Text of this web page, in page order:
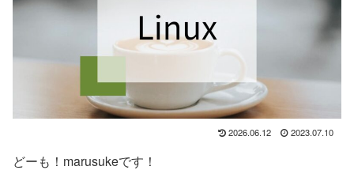
2026.06.12 2023.07.10
どーも！marusukeです！